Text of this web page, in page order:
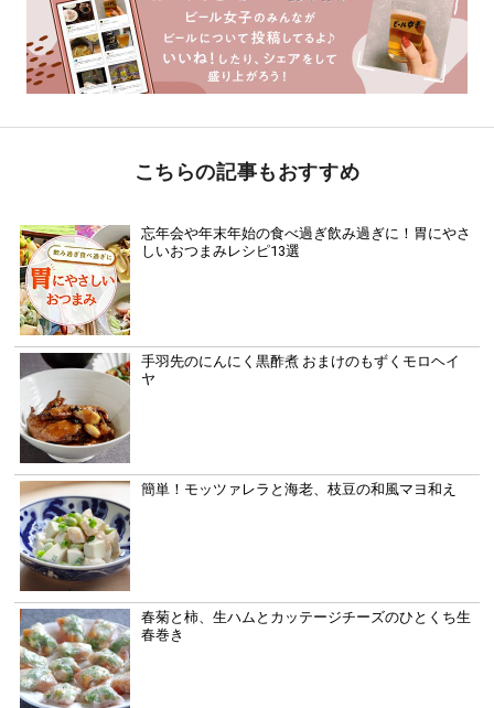
こちらの記事もおすすめ
忘年会や年末年始の食べ過ぎ飲み過ぎに！胃にやさ
しいおつまみレシピ13選
手羽先のにんにく黒酢煮 おまけのもずくモロヘイ
ヤ
簡単！モッツァレラと海老、枝豆の和風マヨ和え
春菊と柿、生ハムとカッテージチーズのひとくち生
春巻き